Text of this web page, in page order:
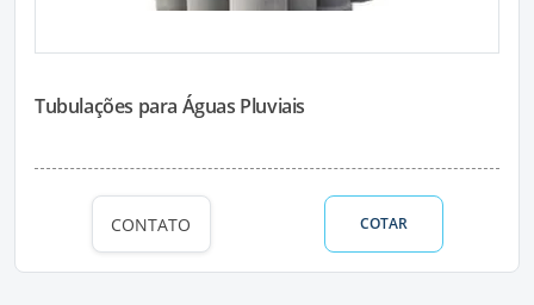
Tubulações para Águas Pluviais
CONTATO COTAR